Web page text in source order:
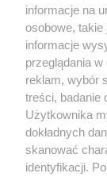
Nie zapomnij
zapoznać się z:
Twojemiasto
Piekary Śląskie
Chorzów
Tarnowskie Góry
informacje na
osobowe, takie
informacje
przeglądania
reklam, wybór
treści, badanie
Użytkownika
dokładnych
skanować
identyfikacji.